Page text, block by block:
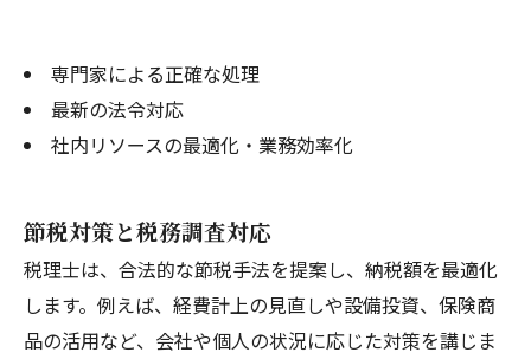
専門家による正確な処理
最新の法令対応
社内リソースの最適化・業務効率化
節税対策と税務調査対応
税理士は、合法的な節税手法を提案し、納税額を最適化
します。例えば、経費計上の見直しや設備投資、保険商
品の活用など、会社や個人の状況に応じた対策を講じま